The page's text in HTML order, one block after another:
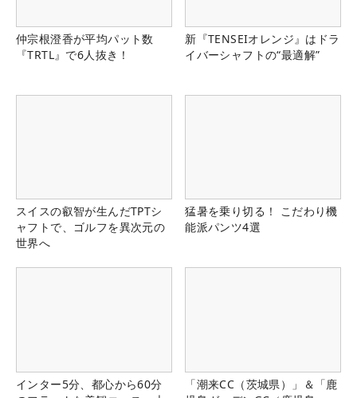
仲宗根澄香が平均パット数
『TRTL』で6人抜き！
新『TENSEIオレンジ』はドラ
イバーシャフトの“最適解”
スイスの叡智が生んだTPTシ
ャフトで、ゴルフを異次元の
世界へ
猛暑を乗り切る！ こだわり機
能派パンツ4選
インター5分、都心から60分
「潮来CC（茨城県）」＆「鹿